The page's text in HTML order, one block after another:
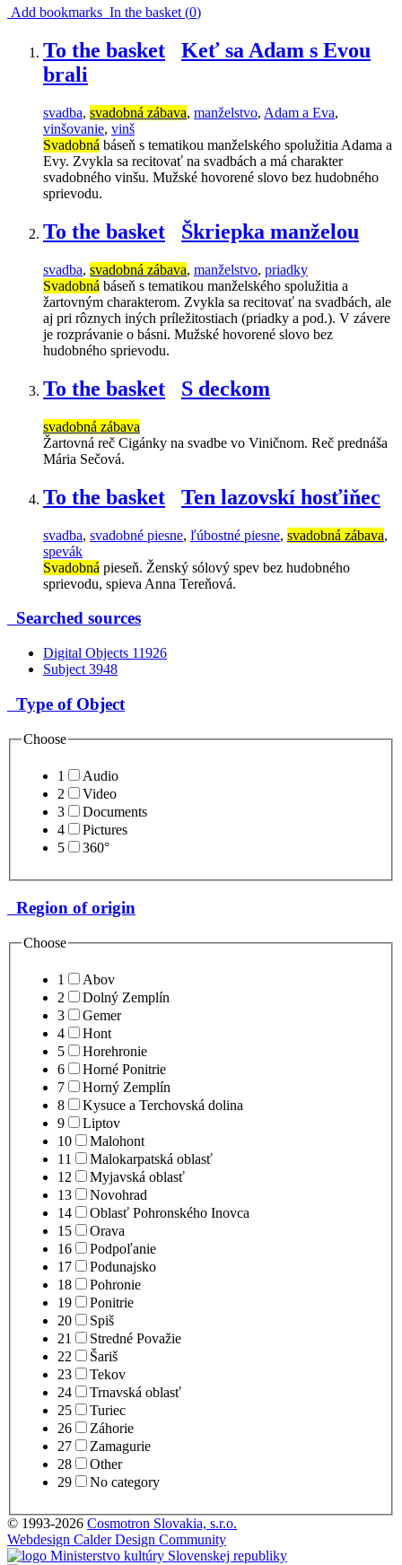
Add bookmarks In the basket (0)
To the basket
Keť sa Adam s Evou
brali
svadba, svadobná zábava, manželstvo, Adam a Eva,
vinšovanie, vinš
Svadobná báseň s tematikou manželského spolužitia Adama a
Evy. Zvykla sa recitovať na svadbách a má charakter
svadobného vinšu. Mužské hovorené slovo bez hudobného
sprievodu.
To the basket Škriepka manželou
svadba, svadobná zábava, manželstvo, priadky
Svadobná báseň s tematikou manželského spolužitia a
žartovným charakterom. Zvykla sa recitovať na svadbách, ale
aj pri rôznych iných príležitostiach (priadky a pod.). V závere
je rozprávanie o básni. Mužské hovorené slovo bez
hudobného sprievodu.
To the basket S deckom
svadobná zábava
Žartovná reč Cigánky na svadbe vo Viničnom. Reč prednáša
Mária Sečová.
To the basket Ten lazovskí hosťiňec
svadba, svadobné piesne, ľúbostné piesne, svadobná zábava,
spevák
Svadobná pieseň. Ženský sólový spev bez hudobného
sprievodu, spieva Anna Tereňová.
Searched sources
Digital Objects 11926
Subject 3948
Type of Object
Choose
1
Audio
2
Video
3
Documents
4
Pictures
5
360°
Region of origin
Choose
1
Abov
2
Dolný Zemplín
3
Gemer
4
Hont
5
Horehronie
6
Horné Ponitrie
7
Horný Zemplín
8
Kysuce a Terchovská dolina
9
Liptov
10
Malohont
11
Malokarpatská oblasť
12
Myjavská oblasť
13
Novohrad
14
Oblasť Pohronského Inovca
15
Orava
16
Podpoľanie
17
Podunajsko
18
Pohronie
19
Ponitrie
20
Spiš
21
Stredné Považie
22
Šariš
23
Tekov
24
Trnavská oblasť
25
Turiec
26
Záhorie
27
Zamagurie
28
Other
29
No category
© 1993-2026 Cosmotron Slovakia, s.r.o.
Webdesign Calder Design Community